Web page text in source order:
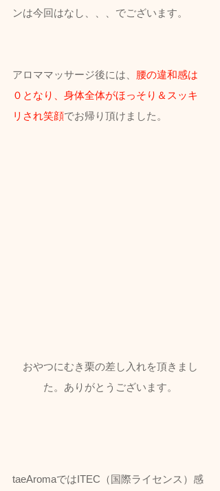
ンは今回はなし、、、でございます。
アロママッサージ後には、 腰の違和感は
０となり、身体全体がほっそり＆スッキ
リされ笑顔でお帰り頂けました。
おやつにむき栗の差し入れを頂きまし
た。ありがとうございます。
taeAromaではITEC（国際ライセンス）感